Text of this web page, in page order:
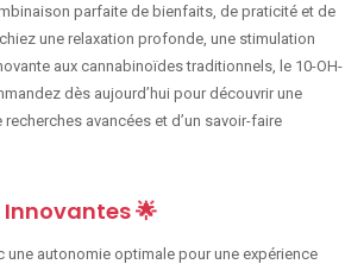
parfaite de bienfaits, de praticité et de
une relaxation profonde, une stimulation
aux cannabinoïdes traditionnels, le 10-OH-
dès aujourd’hui pour découvrir une
avancées et d’un savoir-faire
🌟
une autonomie optimale pour une expérience